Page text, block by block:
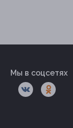
Мы в соцсетях